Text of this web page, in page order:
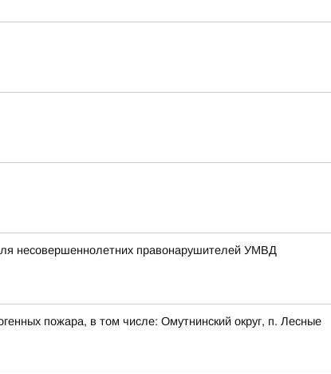
несовершеннолетних правонарушителей УМВД
пожара, в том числе: Омутнинский округ, п. Лесные